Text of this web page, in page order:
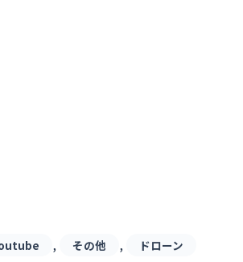
, その他 , ドローン